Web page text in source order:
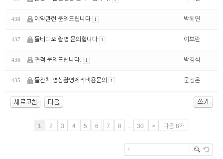
438 예약관련 문의드립니다 1 박혜연
437 돌비디오 촬영 문의합니다 1 이보란
436 견적 문의드립니다. 1 박경석
435 돌잔치 영상촬영제작비용문의 1 문정은
1 2 3 4 5 6 7 8 ... 30 > 다음 8개